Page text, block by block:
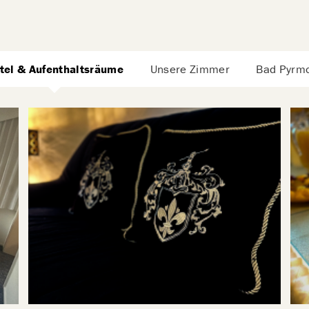
& Aufenthaltsräume Unsere Zimmer Bad